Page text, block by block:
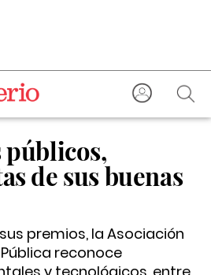
públicos,
de sus buenas
premios, la Asociación
reconoce